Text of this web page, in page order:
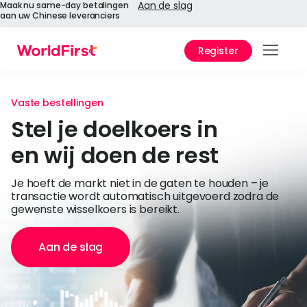
Maak nu same-day betalingen
aan uw Chinese leveranciers
Aan de slag
Register
Vaste bestellingen
Stel je doelkoers in
en wij doen de rest
Je hoeft de markt niet in de gaten te houden – je
transactie wordt automatisch uitgevoerd zodra de
gewenste wisselkoers is bereikt.
Aan de slag